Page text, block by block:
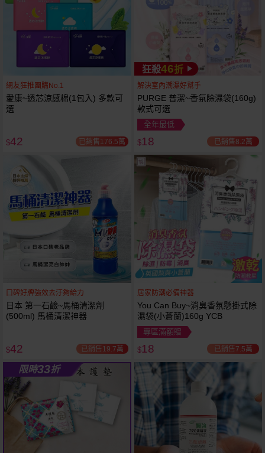
網友狂推團購No.1
愛康~透芯涼感棉(1包入) 多款可
選
$42 已銷售176.5萬
狂殺46折
解決室內潮濕好幫手
PURGE 普潔~香氛除濕袋(160g)
款式可選
全年最低
$18 已銷售8.2萬
口碑好牌強效去汙夠給力
日本 第一石鹼~馬桶清潔劑
(500ml) 馬桶清潔神器
$42 已銷售19.7萬
居家防潮必備神器
You Can Buy~消臭香氛懸掛式除
濕袋(小蒼蘭)160g YCB
專區滿額贈
$18 已銷售7.5萬
限時33折